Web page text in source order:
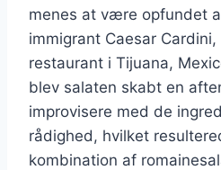
menes at være opfundet
immigrant Caesar
restaurant i Tijuana,
blev salaten skabt en
improvisere med de
rådighed, hvilket
kombination af